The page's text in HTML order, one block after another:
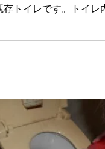
存トイレです。トイレ